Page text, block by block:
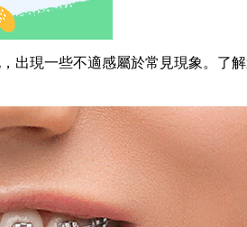
現一些不適感屬於常見現象。了